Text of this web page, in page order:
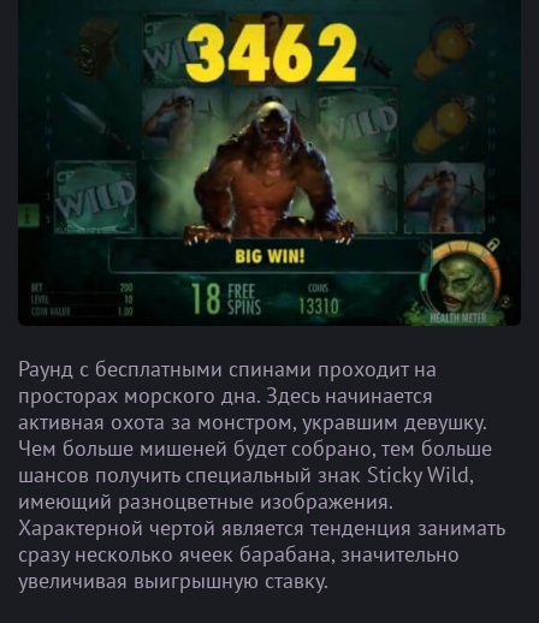
Раунд с бесплатными спинами проходит на
просторах морского дна. Здесь начинается
активная охота за монстром, укравшим девушку.
Чем больше мишеней будет собрано, тем больше
шансов получить специальный знак Sticky Wild,
имеющий разноцветные изображения.
Характерной чертой является тенденция занимать
сразу несколько ячеек барабана, значительно
увеличивая выигрышную ставку.